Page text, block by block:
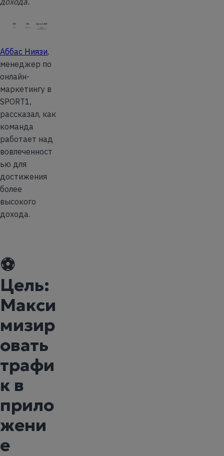
Аббас Ниязи,
менеджер по
онлайн-
маркетингу в
SPORT1,
рассказал, как
команда
работает над
вовлеченност
ью для
достижения
более
высокого
дохода.
⚽
Цель:
Макси
мизир
овать
трафи
к в
прило
жени
е